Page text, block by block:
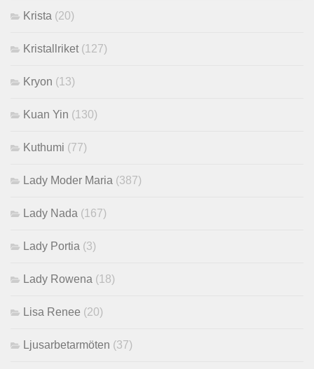
Krista (20)
Kristallriket (127)
Kryon (13)
Kuan Yin (130)
Kuthumi (77)
Lady Moder Maria (387)
Lady Nada (167)
Lady Portia (3)
Lady Rowena (18)
Lisa Renee (20)
Ljusarbetarmöten (37)